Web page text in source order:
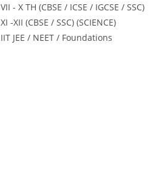
VII - X TH (CBSE / ICSE / IGCSE / SSC)
XI -XII (CBSE / SSC) (SCIENCE)
IIT JEE / NEET / Foundations